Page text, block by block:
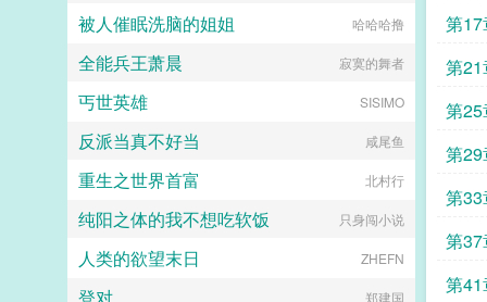
第17
第21
第25
第29
第33
第37
第41
东幻众神审判日疯批大佬x高冷之花
为神清路的蓝星5s指挥长军官权昼，
遇到一个顶级疯批罪犯。想杀我？试
试接吻吗？■现耽第13个治疗师狂躁
失眠的霸总，被手段高超的pua心理
治成了恋爱脑...
被人催眠洗脑的姐姐 哈哈哈撸
全能兵王萧晨 寂寞的舞者
丐世英雄 SISIMO
反派当真不好当 咸尾鱼
重生之世界首富 北村行
纯阳之体的我不想吃软饭 只身闯小说
人类的欲望末日 ZHEFN
郑建国